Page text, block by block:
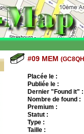
#09 MEM
Placée le :
Publiée le :
Dernier "Found it" :
Nombre de found :
Premium :
Statut :
Type :
Taille :